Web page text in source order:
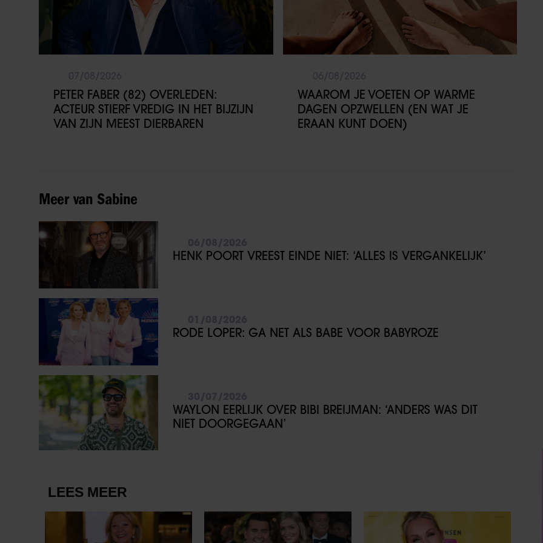
PETER FABER (82) OVERLEDEN:
ACTEUR STIERF VREDIG IN HET BIJZIJN
VAN ZIJN MEEST DIERBAREN
WAAROM JE VOETEN OP WARME
DAGEN OPZWELLEN (EN WAT JE
ERAAN KUNT DOEN)
Meer van Sabine
HENK POORT VREEST EINDE NIET: ‘ALLES IS VERGANKELIJK’
RODE LOPER: GA NET ALS BABE VOOR BABYROZE
WAYLON EERLIJK OVER BIBI BREIJMAN: ‘ANDERS WAS DIT
NIET DOORGEGAAN’